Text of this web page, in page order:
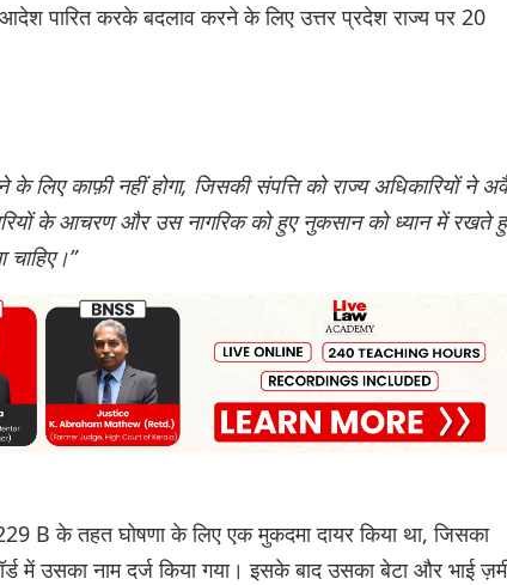
आदेश पारित करके बदलाव करने के लिए उत्तर प्रदेश राज्य पर 20
के लिए काफ़ी नहीं होगा, जिसकी संपत्ति को राज्य अधिकारियों ने
के आचरण और उस नागरिक को हुए नुकसान को ध्यान में रखते
B के तहत घोषणा के लिए एक मुकदमा दायर किया था, जिसका
में उसका नाम दर्ज किया गया। इसके बाद उसका बेटा और भाई